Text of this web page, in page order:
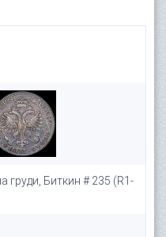
груди, Биткин # 235 (R1-